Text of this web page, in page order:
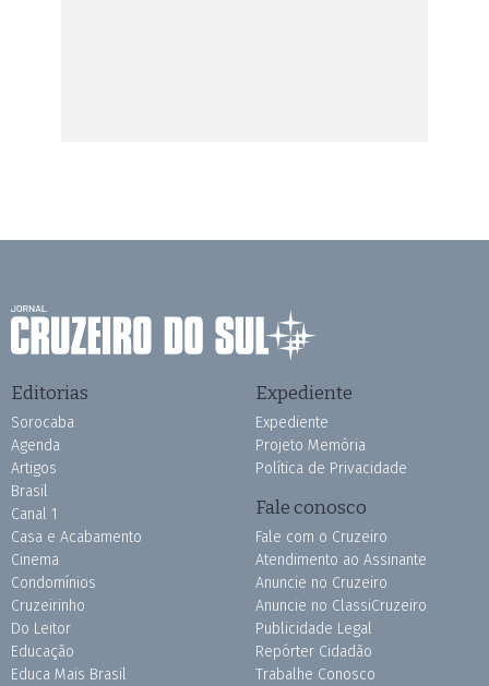
Editorias
Sorocaba
Agenda
Artigos
Brasil
Canal 1
Casa e Acabamento
Cinema
Condomínios
Cruzeirinho
Do Leitor
Educação
Educa Mais Brasil
Expediente
Expediente
Projeto Memória
Política de Privacidade
Fale conosco
Fale com o Cruzeiro
Atendimento ao Assinante
Anuncie no Cruzeiro
Anuncie no ClassiCruzeiro
Publicidade Legal
Repórter Cidadão
Trabalhe Conosco